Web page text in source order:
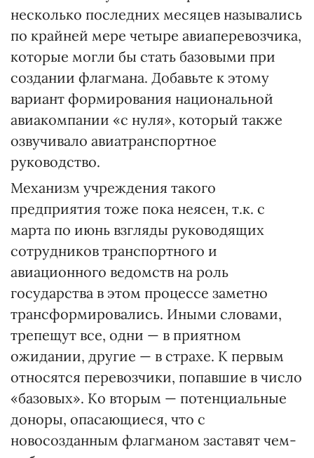
несколько последних месяцев назывались
по крайней мере четыре авиаперевозчика,
которые могли бы стать базовыми при
создании флагмана. Добавьте к этому
вариант формирования национальной
авиакомпании «с нуля», который также
озвучивало авиатранспортное
руководство.
Механизм учреждения такого
предприятия тоже пока неясен, т.к. с
марта по июнь взгляды руководящих
сотрудников транспортного и
авиационного ведомств на роль
государства в этом процессе заметно
трансформировались. Иными словами,
трепещут все, одни — в приятном
ожидании, другие — в страхе. К первым
относятся перевозчики, попавшие в число
«базовых». Ко вторым — потенциальные
доноры, опасающиеся, что с
новосозданным флагманом заставят чем-